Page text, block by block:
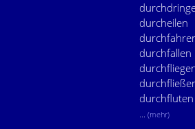
durcheilen
durchfallen
durchfluten
... (mehr)